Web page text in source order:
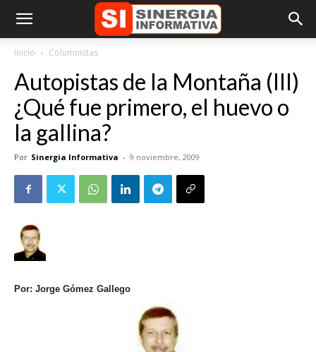
Inicio Columnistas
Autopistas de la Montaña (III)
¿Qué fue primero, el huevo o
la gallina?
Por Sinergia Informativa - 9 noviembre, 2009
Por: Jorge Gómez Gallego